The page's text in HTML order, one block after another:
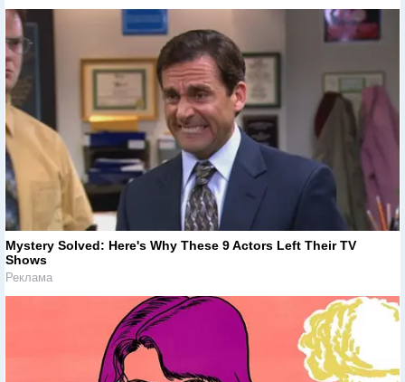
Mystery Solved: Here's Why These 9 Actors Left Their TV
Shows
Реклама